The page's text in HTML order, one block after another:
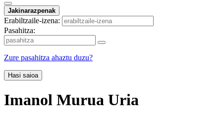
Jakinarazpenak
Erabiltzaile-izena:
Pasahitza:
Zure pasahitza ahaztu duzu?
Hasi saioa
Imanol Murua Uria